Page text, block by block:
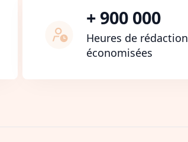
+ 900 000
Heures de rédaction
économisées